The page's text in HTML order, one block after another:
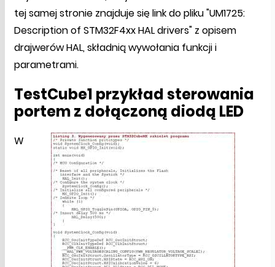
tej samej stronie znajduje się link do pliku "UM1725:
Description of STM32F4xx HAL drivers" z opisem
drajwerów HAL, składnią wywołania funkcji i
parametrami.
TestCube1 przykład sterowania
portem z dołączoną diodą LED
W